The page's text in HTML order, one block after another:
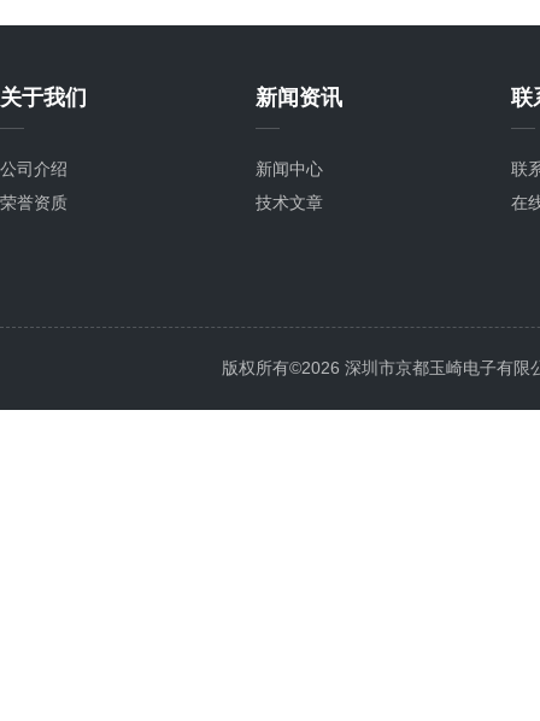
关于我们
公司介绍
荣誉资质
新闻资讯
新闻中心
技术文章
联
联
在
版权所有©2026 深圳市京都玉崎电子有